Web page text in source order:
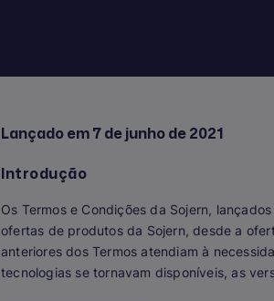
Lançado em 7 de junho de 2021
Introdução
Os Termos e Condições da Sojern,
ofertas de produtos da Sojern, desde a
anteriores dos Termos atendiam à
tecnologias se tornavam disponíveis, as